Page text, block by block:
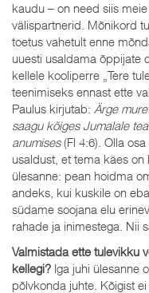
kaudu – on need siis
välispartnerid. Mõnikord
toetus vahetult enne
uuesti usaldama õppijate
kellele kooliperre „Tere
teenimiseks ennast ette
Paulus kirjutab: Ärge
saagu kõiges Jumalale
anumises(Fl 4:6). Olla
usaldust, et tema käes on
ülesanne: pean hoidma
andeks, kui kuskile on
südame soojana elu
rahade ja inimestega. Nii
Valmistada ette tulevikku
kellegi? Iga juhi ülesanne
põlvkonda juhte. Kõigist